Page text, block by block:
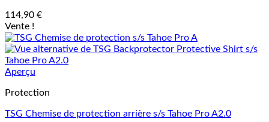
114,90 €
Vente !
Aperçu
Protection
TSG Chemise de protection arrière s/s Tahoe Pro A2.0